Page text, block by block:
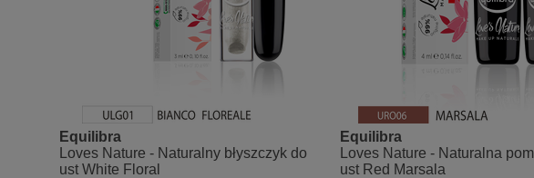
Equilibra
Loves Nature - Naturalny błyszczyk do
ust White Floral
Equilibra
Loves Nature - Naturalna
ust Red Marsala